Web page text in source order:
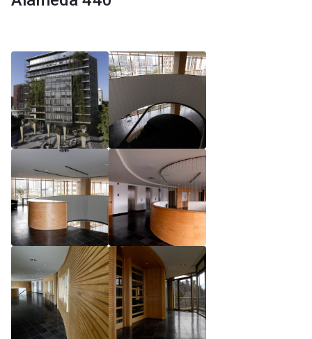
Reglamento de Magíster, Pontificia Universidad
Universidad Católica de Chile
Reglamento de Magíster, Pontificia Universidad
Católica de Chile LLM UC 2025
Reglamento de Seminarios de Graduación
Programa de Magíster en Derecho, LLM 2025